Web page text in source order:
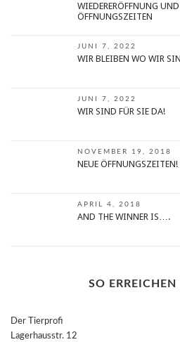
WIEDERERÖFFNUNG
ÖFFNUNGSZEITEN
JUNI 7, 2022
WIR BLEIBEN WO WIR
JUNI 7, 2022
WIR SIND FÜR SIE DA!
NOVEMBER 19, 2018
NEUE ÖFFNUNGSZEITEN!
APRIL 4, 2018
AND THE WINNER IS….
SO ERREICHEN
Der Tierprofi
Lagerhausstr. 12